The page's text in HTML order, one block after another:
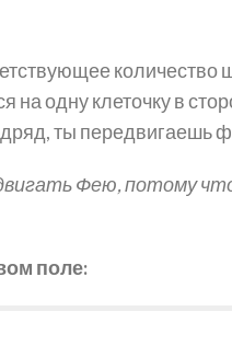
количество
одну клеточку в
ты передвигаешь
Фею, потому
поле: